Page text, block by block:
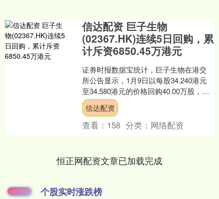
信达配资 巨子生物
(02367.HK)连续5日回购，累
计斥资6850.45万港元
证券时报数据宝统计，巨子生物在港交
所公告显示，1月9日以每股34.240港元
至34.580港元的价格回购40.00万股，回
购金额达1375.96万港元。该股当日....
信达配资
查看： 158 分类： 网络配资
恒正网配资文章已加载完成
个股实时涨跌榜